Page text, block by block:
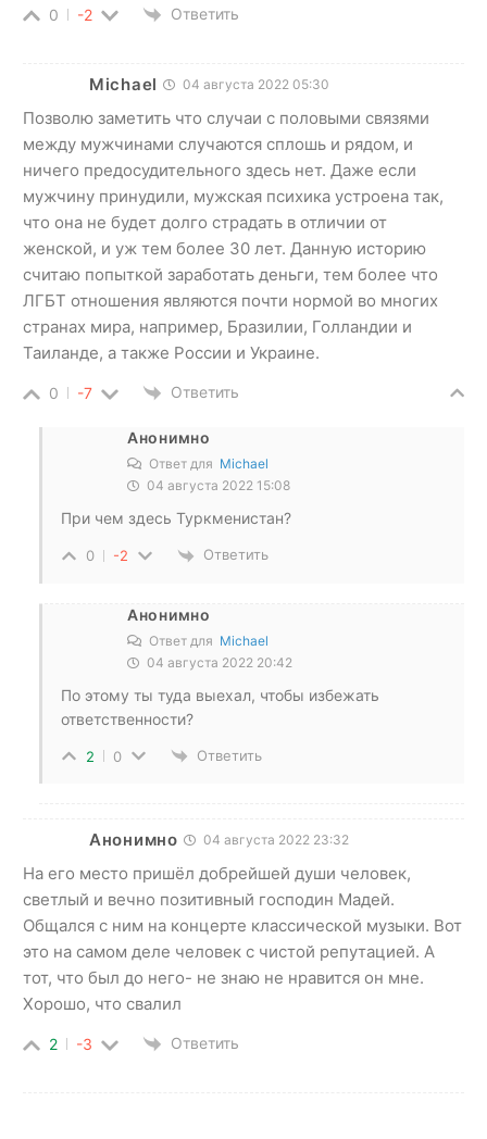
0 -2 Ответить
Michael 04 августа 2022 05:30
Позволю заметить что случаи с половыми связями
между мужчинами случаются сплошь и рядом, и
ничего предосудительного здесь нет. Даже если
мужчину принудили, мужская психика устроена так,
что она не будет долго страдать в отличии от
женской, и уж тем более 30 лет. Данную историю
считаю попыткой заработать деньги, тем более что
ЛГБТ отношения являются почти нормой во многих
странах мира, например, Бразилии, Голландии и
Таиланде, а также России и Украине.
0 -7 Ответить
Анонимно
Ответ для Michael
04 августа 2022 15:08
При чем здесь Туркменистан?
0 -2 Ответить
Анонимно
Ответ для Michael
04 августа 2022 20:42
По этому ты туда выехал, чтобы избежать
ответственности?
2 0 Ответить
Анонимно 04 августа 2022 23:32
На его место пришёл добрейшей души человек,
светлый и вечно позитивный господин Мадей.
Общался с ним на концерте классической музыки. Вот
это на самом деле человек с чистой репутацией. А
тот, что был до него- не знаю не нравится он мне.
Хорошо, что свалил
2 -3 Ответить